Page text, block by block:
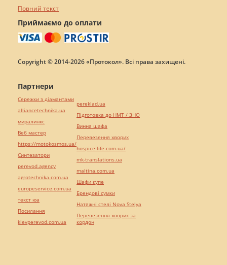
Повний текст
Приймаємо до оплати
Copyright © 2014-2026 «Протокол». Всі права захищені.
Партнери
Сережки з діамантами
alliancetechnika.ua
миралинкс
Веб мастер
https://motokosmos.ua/
Синтезатори
perevod.agency
agrotechnika.com.ua
europeservice.com.ua
текст юа
Посилання
kievperevod.com.ua
pereklad.ua
Підготовка до НМТ / ЗНО
Винна шафа
Перевезення хворих
hospice-life.com.ua/
mk-translations.ua
maltina.com.ua
Шафи купе
Брендові сумки
Натяжні стелі Nova Stelya
Перевезення хворих за
кордон